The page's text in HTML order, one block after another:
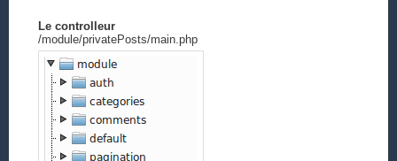
Le controlleur
/module/privatePosts/main.php